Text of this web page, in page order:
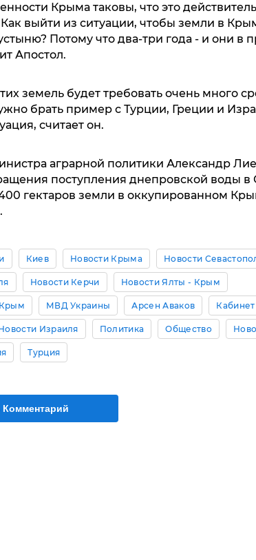
Крыма таковы, что это
выйти из ситуации, чтобы земли в
Потому что два-три года - и они в
Апостол.
земель будет требовать очень много
брать пример с Турции, Греции и
считает он.
аграрной политики Александр
поступления днепровской воды в
гектаров земли в оккупированном
Киев Новости Крыма Новости
Новости Керчи Новости Ялты - Крым
МВД Украины Арсен Аваков
Израиля Политика Общество
Турция
Комментарий